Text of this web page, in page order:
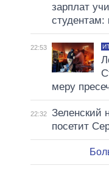
зарплат
студентам:
22:53
меру
22:32
Зеленский
посетит